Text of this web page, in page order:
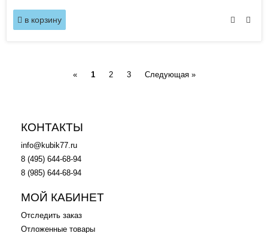
в корзину
«Previous
1 2 3 Следующая »Next
КОНТАКТЫ
info@kubik77.ru
8 (495) 644-68-94
8 (985) 644-68-94
МОЙ КАБИНЕТ
Отследить заказ
Отложенные товары